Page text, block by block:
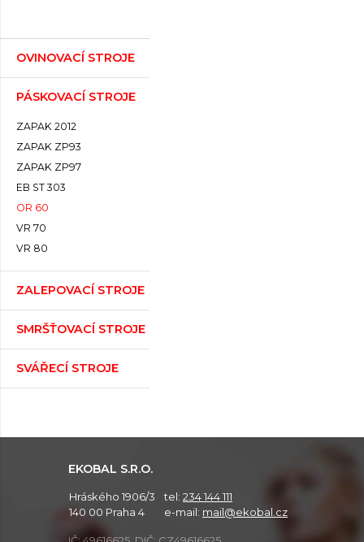
OVINOVACÍ STROJE
PÁSKOVACÍ STROJE
ZAPAK 2012
ZAPAK ZP93
ZAPAK ZP97
EB ST 303
OR 60
VR 70
VR 80
ZALEPOVACÍ STROJE
SMRŠŤOVACÍ STROJE
SVÁŘECÍ STROJE
EKOBAL S.R.O.
Hráského 1906/3
140 00 Praha 4
tel: 234 144 111
e-mail: mail@ekobal.cz